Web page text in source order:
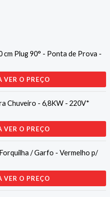
Plug 90° - Ponta de Prova -
VER O PREÇO
Chuveiro - 6,8KW - 220V*
VER O PREÇO
/ Garfo - Vermelho p/
VER O PREÇO